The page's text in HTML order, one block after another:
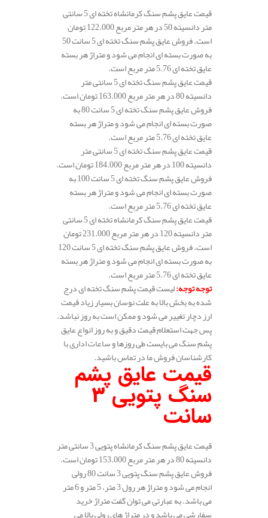
قیمت عایق پشم سنگ کرمانشاه تخته ای 5 سانتی
متر دانسیته 50 در هر متر مربع 122.000 تومان
است. فروش عایق پشم سنگ تخته ای 5 سانت 50
به صورت بسته ای انجام می شود و متراژ هر بسته
عایق تخته ای 5.76 متر مربع است.
قیمت عایق پشم سنگ تخته ای 5 سانتی متر
دانسیته 80 در هر متر مربع 163.000 تومان است.
فروش عایق پشم سنگ تخته ای 5 سانت 80 به
صورت بسته ای انجام می شود و متراژ هر بسته
عایق تخته ای 5.76 متر مربع است.
قیمت عایق پشم سنگ تخته ای 5 سانتی متر
دانسیته 100 در هر متر مربع 184.000 تومان است.
فروش عایق پشم سنگ تخته ای 5 سانت 100 به
صورت بسته ای انجام می شود و متراژ هر بسته
عایق تخته ای 5.76 متر مربع است.
قیمت عایق پشم سنگ کرمانشاه تخته ای 5 سانتی
متر دانسیته 120 در هر متر مربع 231.000 تومان
است. فروش عایق پشم سنگ تخته ای 5 سانت 120
به صورت بسته ای انجام می شود و متراژ هر بسته
عایق تخته ای 5.76 متر مربع است.
توجه توجه:لیست قیمت پشم سنگ تخته ای درج
شده به بخش بالا به علت نوسان بسیار زیاد قیمت
ارز دچار تغییر می شود و ممکن است به روز نباشد.
پس جهت استعلام قیمت دقیق و به روز انواع عایق
پشم سنگ می بایست طی روزها و ساعات اداری با
کارشناسان فروش ما در تماس باشید.
قیمت عایق پشم
سنگ پتویی 3
سانت
قیمت عایق پشم سنگ کرمانشاه پتویی 3 سانتی متر
دانسیته 80 در هر متر مربع 153.000 تومان است.
فروش عایق پشم سنگ پتویی 3 سانت 80 رولی
انجام می شود و متراژ هر رول 3 متر، 5 متر و 6 متر
می باشد. به عبارتی می توان گفت متراژ خرید
سفارشی می باشد و در متراژ های رولی بالا می